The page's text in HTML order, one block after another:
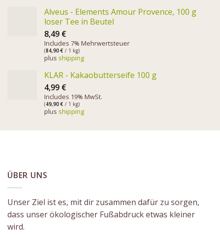
Alveus - Elements Amour Provence, 100 g
loser Tee in Beutel
8,49 €
Includes 7% Mehrwertsteuer
(84,90 € / 1 kg)
plus shipping
KLAR - Kakaobutterseife 100 g
4,99 €
Includes 19% MwSt.
(49,90 € / 1 kg)
plus shipping
ÜBER UNS
Unser Ziel ist es, mit dir zusammen dafür zu sorgen,
dass unser ökologischer Fußabdruck etwas kleiner
wird.